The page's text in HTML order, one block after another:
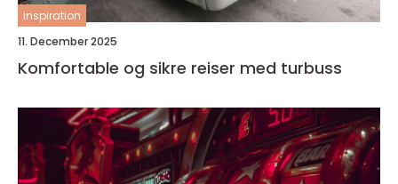
inspiration
11. December 2025
Komfortable og sikre reiser med turbuss